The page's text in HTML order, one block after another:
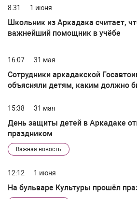
8:31 1 июня
Школьник из Аркадака считает,
важнейший помощник в учёбе
16:07 31 мая
Сотрудники аркадакской
объясняли детям, каким должно
15:38 31 мая
День защиты детей в Аркадаке
праздником
Важная новость
12:12 1 июня